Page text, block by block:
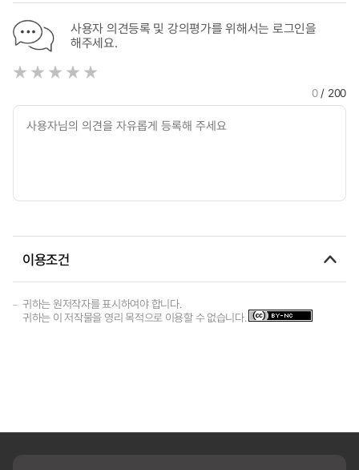
사용자 의견등록 및 강의평가를 위해서는 로그인을
해주세요.
0/ 200
이용조건
귀하는 원저작자를 표시하여야 합니다.
귀하는 이 저작물을 영리 목적으로 이용할 수 없습니다.